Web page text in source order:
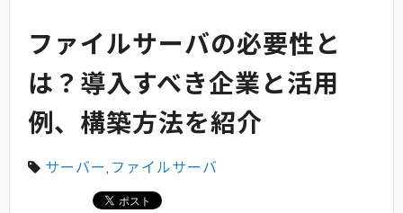
ファイルサーバの必要性と
は？導入すべき企業と活用
例、構築方法を紹介
サーバー, ファイルサーバ